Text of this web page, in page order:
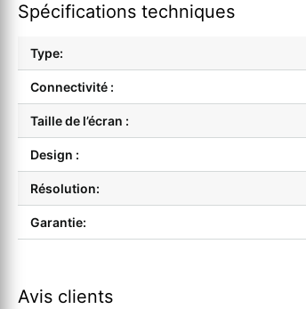
Spécifications techniques
Type:
Connectivité :
Taille de l’écran :
Design :
Résolution:
Garantie:
Avis clients